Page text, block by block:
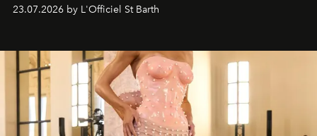
23.07.2026 by L'Officiel St Barth